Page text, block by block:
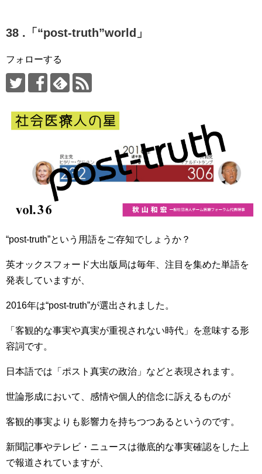
38 .「“post-truth”world」
フォローする
“post-truth”という用語をご存知でしょうか？
英オックスフォード大出版局は毎年、注目を集めた単語を
発表していますが、
2016年は“post-truth”が選出されました。
「客観的な事実や真実が重視されない時代」を意味する形
容詞です。
日本語では「ポスト真実の政治」などと表現されます。
世論形成において、感情や個人的信念に訴えるものが
客観的事実よりも影響力を持ちつつあるというのです。
新聞記事やテレビ・ニュースは徹底的な事実確認をした上
で報道されていますが、